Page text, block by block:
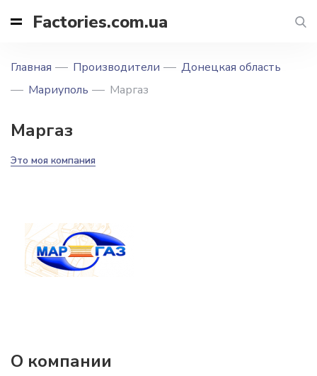
Factories.com.ua
Главная Производители
Донецкая область
Мариуполь
Маргаз
Маргаз
Это моя компания
О компании